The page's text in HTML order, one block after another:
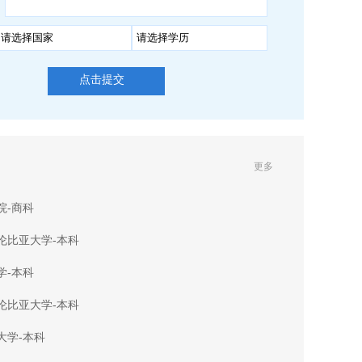
点击提交
更多
-商科
比亚大学-本科
-本科
比亚大学-本科
学-本科